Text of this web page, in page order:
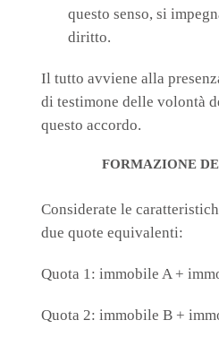
questo senso, si
diritto.
Il tutto avviene alla
di testimone delle volontà
questo accordo.
FORMAZIONE
Considerate le
due quote equivalenti:
Quota 1: immobile A +
Quota 2: immobile B +